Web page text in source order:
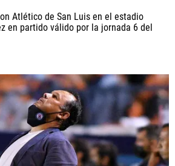
Atlético de San Luis en el estadio
en partido válido por la jornada 6 del